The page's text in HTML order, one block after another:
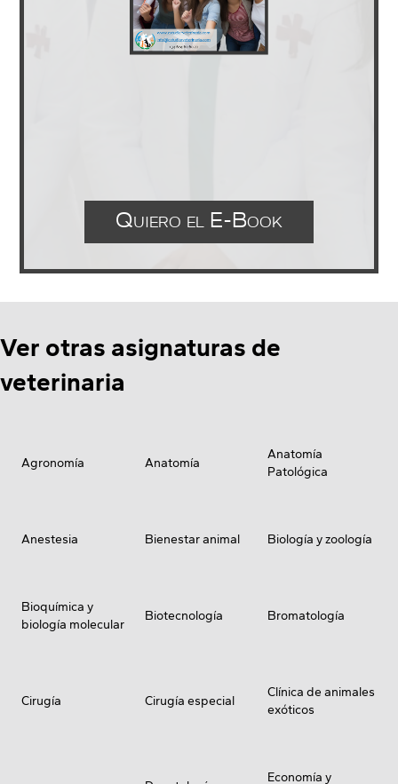
Quiero el E-Book
Ver otras asignaturas de
veterinaria
Agronomía Anatomía
Anatomía
Patológica
Anestesia Bienestar animal Biología y zoología
Bioquímica y
biología molecular
Biotecnología Bromatología
Cirugía Cirugía especial
Clínica de animales
exóticos
Economía y